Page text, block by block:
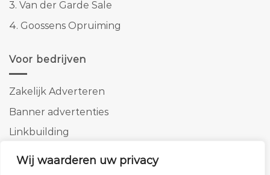
Wij waarderen uw privacy
3. Van der Garde Sale
4. Goossens Opruiming
Voor bedrijven
Zakelijk Adverteren
Banner advertenties
Linkbuilding
SEO copywriting